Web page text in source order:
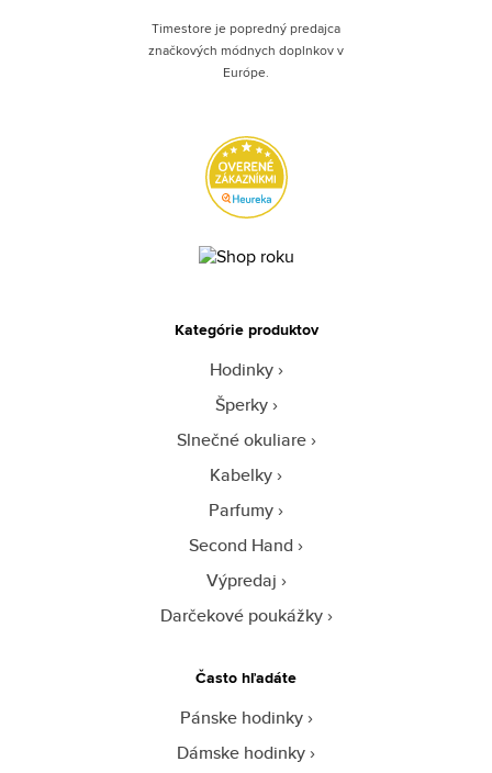
Timestore je popredný predajca
značkových módnych doplnkov v
Európe.
Kategórie produktov
Hodinky
Šperky
Slnečné okuliare
Kabelky
Parfumy
Second Hand
Výpredaj
Darčekové poukážky
Často hľadáte
Pánske hodinky
Dámske hodinky